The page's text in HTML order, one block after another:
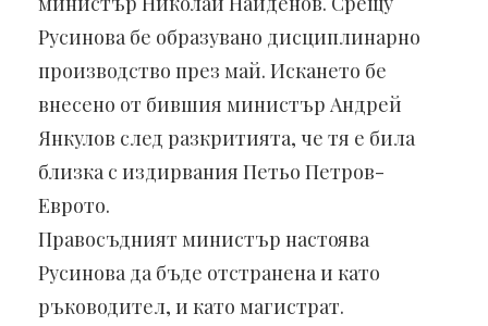
Русинова бе образувано дисциплинарно
производство през май. Искането бе
внесено от бившия министър Андрей
Янкулов след разкритията, че тя е била
близка с издирвания Петьо Петров-
Еврото.
Правосъдният министър настоява
Русинова да бъде отстранена и като
ръководител, и като магистрат.